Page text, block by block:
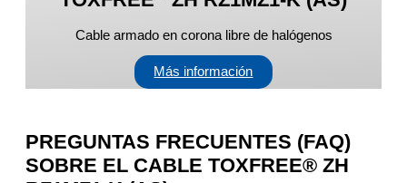
Cable armado en corona libre de halógenos
Más información
PREGUNTAS FRECUENTES (FAQ)
SOBRE EL CABLE TOXFREE® ZH